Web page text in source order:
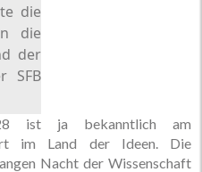
die
die
der
SFB
ist ja bekanntlich am
im Land der Ideen. Die
Nacht der Wissenschaft